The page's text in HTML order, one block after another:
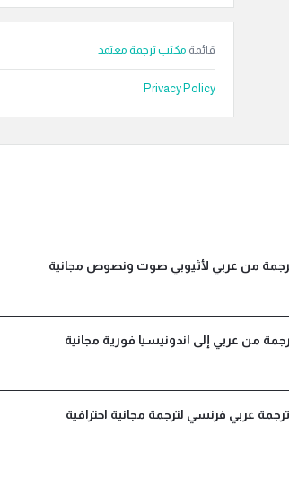
قائمة مكتب ترجمة معتمد
Privacy Policy